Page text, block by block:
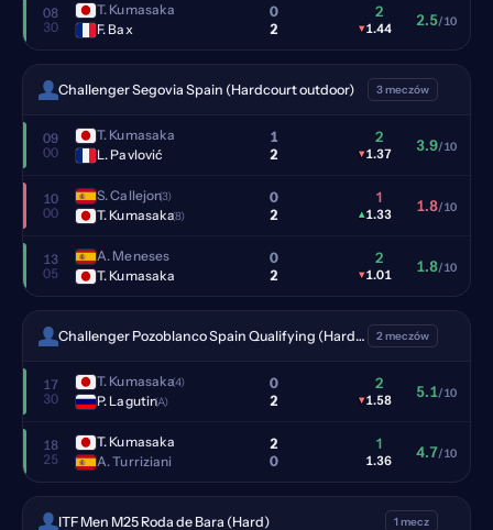
08
30
T. Kumasaka
F. Bax
0
2
2
▾1.44 2.5/10
Challenger Segovia Spain (Hardcourt outdoor) 3 meczów
09
00
T. Kumasaka
L. Pavlović
1
2
2
▾1.37 3.9/10
10
00
S. Callejon(3)
T. Kumasaka(8)
0
2
1
▴1.33 1.8/10
13
05
A. Meneses
T. Kumasaka
0
2
2
▾1.01 1.8/10
Challenger Pozoblanco Spain Qualifying (Hardcourt outdoor) 2 meczów
17
30
T. Kumasaka(4)
P. Lagutin(A)
0
2
2
▾1.58 5.1/10
18
25
T. Kumasaka
A. Turriziani
2
0
1
1.36 4.7/10
ITF Men M25 Roda de Bara (Hard) 1 mecz